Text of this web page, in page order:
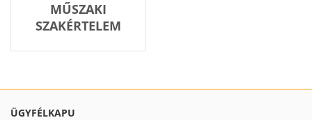
MŰSZAKI
SZAKÉRTELEM
ÜGYFÉLKAPU